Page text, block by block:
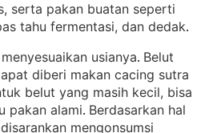
serta pakan buatan seperti
tahu fermentasi, dan dedak.
usianya. Belut
diberi makan cacing sutra
belut yang masih kecil, bisa
pakan alami. Berdasarkan hal
mengonsumsi